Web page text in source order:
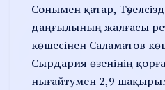
Сонымен қатар,
даңғылының жалғасы
көшесінен Саламатов
Сырдария өзенінің
нығайтумен 2,9